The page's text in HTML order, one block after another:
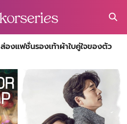
ส่องแฟชั่นรองเท้าผ้าใบคู่ใจของตัว